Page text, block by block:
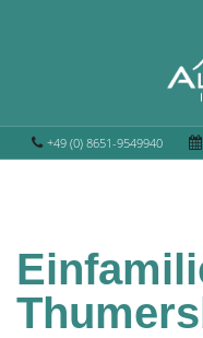
+49 (0) 8651-9549940